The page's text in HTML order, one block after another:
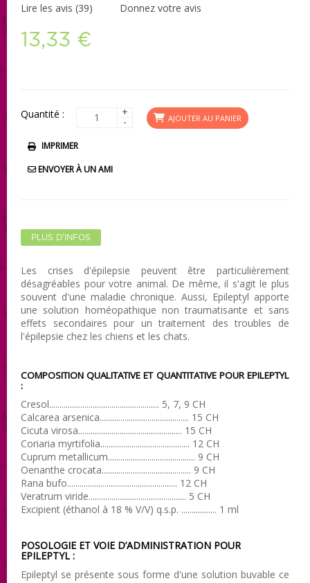
Lire les avis (39) Donnez votre avis
13,33 €
Quantité : +
- AJOUTER AU PANIER
IMPRIMER
ENVOYER À UN AMI
PLUS D'INFOS
Les crises d'épilepsie peuvent être particulièrement
désagréables pour votre animal. De même, il s'agit le plus
souvent d'une maladie chronique. Aussi, Epileptyl apporte
une solution homéopathique non traumatisante et sans
effets secondaires pour un traitement des troubles de
l'épilepsie chez les chiens et les chats.
COMPOSITION QUALITATIVE ET QUANTITATIVEPOUR EPILEPTYL
:
Cresol..................................................... 5, 7, 9 CH
Calcarea arsenica........................................... 15 CH
Cicuta virosa.................................................. 15 CH
Coriaria myrtifolia........................................... 12 CH
Cuprum metallicum.......................................... 9 CH
Oenanthe crocata........................................... 9 CH
Rana bufo..................................................... 12 CH
Veratrum viride............................................... 5 CH
Excipient (éthanol à 18 % V/V) q.s.p. ................. 1 ml
POSOLOGIE ET VOIE D’ADMINISTRATION POUR
EPILEPTYL :
Epileptyl se présente sous forme d'une solution buvable ce